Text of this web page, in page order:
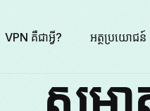
VPN គឺជាអ្វី? អត្ថប្រយោជន៍